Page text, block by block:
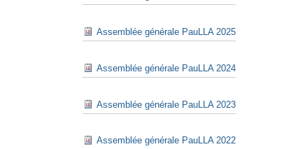
Assemblée générale PauLLA 2025
Assemblée générale PauLLA 2024
Assemblée générale PauLLA 2023
Assemblée générale PauLLA 2022